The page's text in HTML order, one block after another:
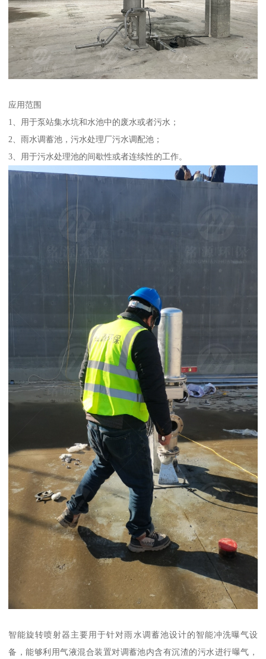
应用范围
1、用于泵站集水坑和水池中的废水或者污水；
2、雨水调蓄池，污水处理厂污水调配池；
3、用于污水处理池的间歇性或者连续性的工作。
智能旋转喷射器主要用于针对雨水调蓄池设计的智能冲洗曝气设
备，能够利用气液混合装置对调蓄池内含有沉渣的污水进行曝气，